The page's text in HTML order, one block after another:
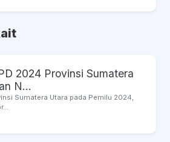
2024 Provinsi Sumatera
N...
Sumatera Utara pada Pemilu 2024,